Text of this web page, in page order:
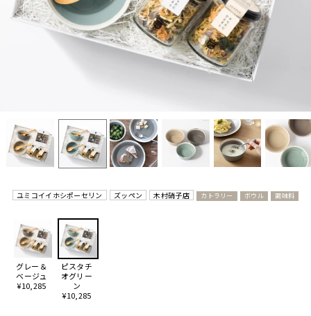
ユミコイイホシポーセリン ズッペン 木村硝子店 カトラリー ボウル 調味料
グレー＆
ベージュ
¥10,285
ピスタチ
オグリー
ン
¥10,285